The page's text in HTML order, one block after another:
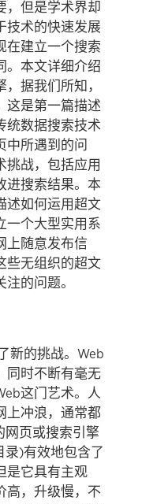
，但是学术界却
技术的快速发展
在建立一个搜索
。本文详细介绍
，据我们所知，
这是第一篇描述
统数据搜索技术
中所遇到的问
挑战，包括应用
进搜索结果。本
述如何运用超文
一个大型实用系
上随意发布信
些无组织的超文
的问题。
新的挑战。Web
同时不断有毫无
这门艺术。人
上冲浪，通常都
网页或搜索引擎
录)有效地包含了
是它具有主观
高，升级慢，不